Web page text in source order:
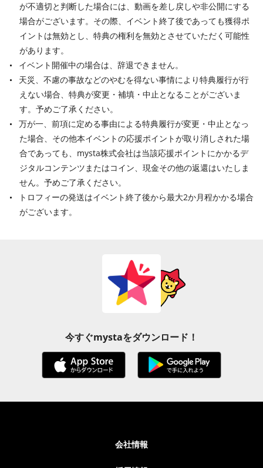
が不適切と判断した場合には、動画を差し戻しや非公開にする
場合がございます。その際、イベント終了後であっても獲得ポ
イントは無効とし、特典の権利を無効とさせていただく可能性
があります。
イベント開催中の場合は、辞退できません。
天災、不慮の事故などのやむを得ない事情により特典履行が行
えない場合、特典が変更・補填・中止となることがございま
す。予めご了承ください。
万が一、前項に定める事由による特典履行が変更・中止となっ
た場合、その他本イベントの応援ポイントが取り消しされた場
合であっても、mysta株式会社は当該応援ポイントにかかるデ
ジタルコンテンツまたはコイン、現金その他の返還はいたしま
せん。予めご了承ください。
トロフィーの発送はイベント終了後から最大2か月程かかる場合
がございます。
今すぐmystaをダウンロード！
会社情報